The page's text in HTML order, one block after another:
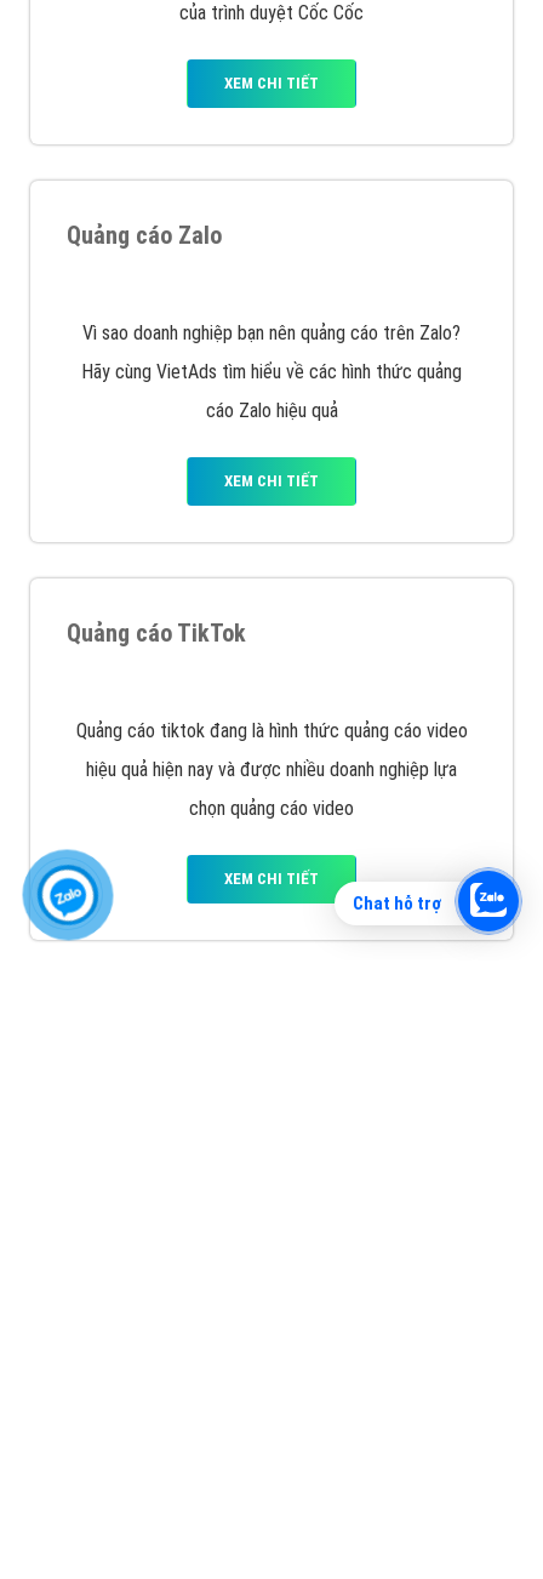
Chat hỗ trợ
Cốc Cốc là trình duyệt web trực tuyến hiệu quả, hãy
cùng VietAds tìm hiểu về các hình thức quảng cáo
của trình duyệt Cốc Cốc
Vì sao doanh nghiệp bạn nên quảng cáo trên Zalo?
Hãy cùng VietAds tìm hiểu về các hình thức quảng
cáo Zalo hiệu quả